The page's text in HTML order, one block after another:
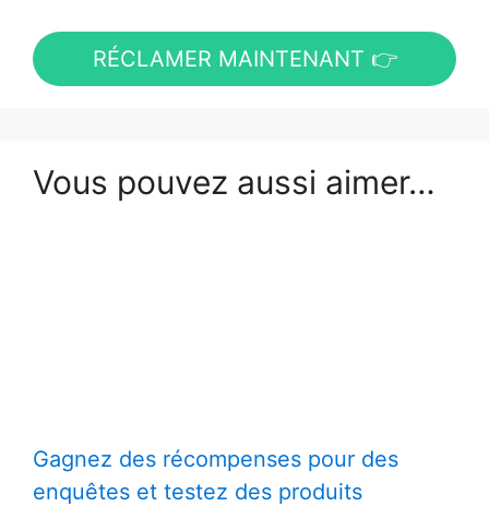
RÉCLAMER MAINTENANT 👉
Vous pouvez aussi aimer…
Gagnez des récompenses pour des
enquêtes et testez des produits